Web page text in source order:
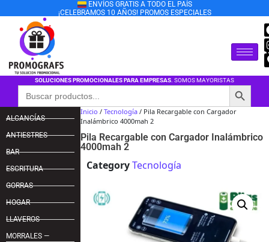
ENVÍOS GRATIS A TODO EL PAÍS
¡CELEBRAMOS 10 AÑOS! PROMOS ESPECIALES
SOLUCIONES PROMOCIONALES PARA EMPRESAS. SOMOS MAYORISTAS
Buscar: Botón de
ALCANCÍAS
ANTIESTRES
BAR
ESCRITURA
GORRAS
HOGAR
LLAVEROS
MORRALES —
Inicio /Tecnología / Pila Recargable con Cargador
Inalámbrico 4000mah 2
Pila Recargable con Cargador Inalámbrico
4000mah 2
CategoryTecnología